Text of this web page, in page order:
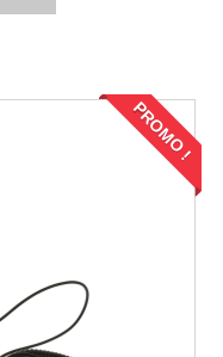
PROMO !
PROMO !